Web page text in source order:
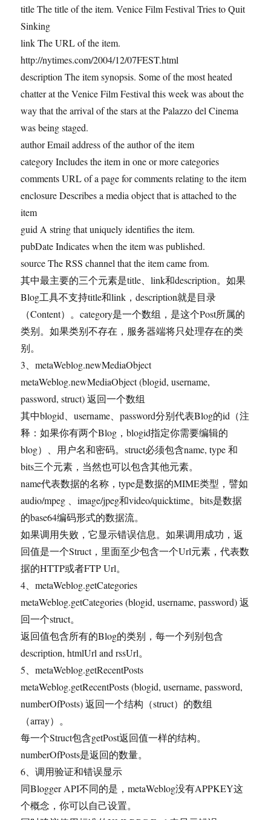
title The title of the item. Venice Film Festival Tries to Quit
Sinking
link The URL of the item.
http://nytimes.com/2004/12/07FEST.html
description The item synopsis. Some of the most heated
chatter at the Venice Film Festival this week was about the
way that the arrival of the stars at the Palazzo del Cinema
was being staged.
author Email address of the author of the item
category Includes the item in one or more categories
comments URL of a page for comments relating to the item
enclosure Describes a media object that is attached to the
item
guid A string that uniquely identifies the item.
pubDate Indicates when the item was published.
source The RSS channel that the item came from.
其中最主要的三个元素是title、link和description。如果
Blog工具不支持title和link，description就是目录
（Content）。category是一个数组，是这个Post所属的
类别。如果类别不存在，服务器端将只处理存在的类
别。
3、metaWeblog.newMediaObject
metaWeblog.newMediaObject (blogid, username,
password, struct) 返回一个数组
其中blogid、username、password分别代表Blog的id（注
释：如果你有两个Blog，blogid指定你需要编辑的
blog）、用户名和密码。struct必须包含name, type 和
bits三个元素，当然也可以包含其他元素。
name代表数据的名称，type是数据的MIME类型，譬如
audio/mpeg 、image/jpeg和video/quicktime。bits是数据
的base64编码形式的数据流。
如果调用失败，它显示错误信息。如果调用成功，返
回值是一个Struct，里面至少包含一个Url元素，代表数
据的HTTP或者FTP Url。
4、metaWeblog.getCategories
metaWeblog.getCategories (blogid, username, password) 返
回一个struct。
返回值包含所有的Blog的类别，每一个列别包含
description, htmlUrl and rssUrl。
5、metaWeblog.getRecentPosts
metaWeblog.getRecentPosts (blogid, username, password,
numberOfPosts) 返回一个结构（struct）的数组
（array）。
每一个Struct包含getPost返回值一样的结构。
numberOfPosts是返回的数量。
6、调用验证和错误显示
同Blogger API不同的是，metaWeblog没有APPKEY这
个概念，你可以自己设置。